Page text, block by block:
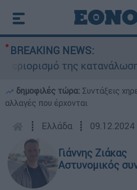
BREAKING NEWS:
της κατανάλωσης
δημοφιλές τώρα: Συντάξεις
αλλαγές που έρχονται
┋ Ελλάδα ┋ 09.12.2024
Γιάννης Ζιάκας
Αστυνομικός